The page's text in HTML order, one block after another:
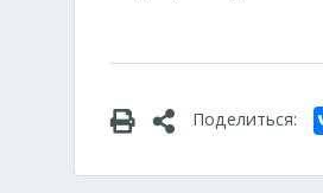
Поделиться: